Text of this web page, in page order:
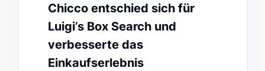
Chicco entschied sich für
Luigi’s Box Search und
verbesserte das
Einkaufserlebnis